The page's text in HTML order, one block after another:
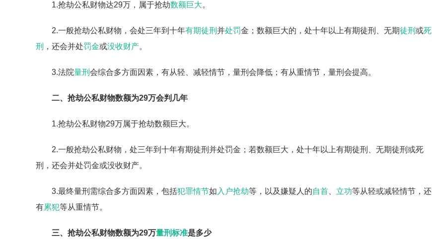
1.抢劫公私财物达29万，属于抢劫数额巨大。
2.一般抢劫公私财物，会处三年到十年有期徒刑 并处罚金；数额巨大的，处十年以上有期徒刑、无期徒刑 或死
刑
，还会并处罚金或没收财产。
3.法院量刑 会综合多方面因素，有从轻、减轻情节，量刑会降低；有从重情节，量刑会提高。
二、抢劫公私财物数额为29万会判几年
1.抢劫公私财物29万属于抢劫数额巨大。
2.一般抢劫公私财物，处三年到十年有期徒刑并处罚金；若数额巨大，处十年以上有期徒刑、无期徒刑或死
刑，还会并处罚金或没收财产。
3.最终量刑需综合多方面因素，包括犯罪情节如 入户抢劫等，以及嫌疑人的自首 立功等从轻或减轻情节，还
有累犯等从重情节。
三、抢劫公私财物数额为29万量刑标准是多少